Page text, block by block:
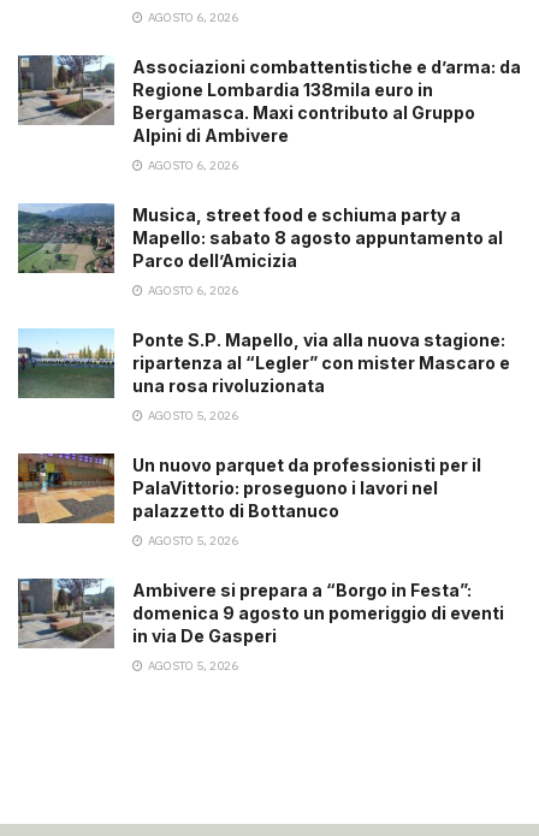
AGOSTO 6, 2026
Associazioni combattentistiche e d’arma: da
Regione Lombardia 138mila euro in
Bergamasca. Maxi contributo al Gruppo
Alpini di Ambivere
AGOSTO 6, 2026
Musica, street food e schiuma party a
Mapello: sabato 8 agosto appuntamento al
Parco dell’Amicizia
AGOSTO 6, 2026
Ponte S.P. Mapello, via alla nuova stagione:
ripartenza al “Legler” con mister Mascaro e
una rosa rivoluzionata
AGOSTO 5, 2026
Un nuovo parquet da professionisti per il
PalaVittorio: proseguono i lavori nel
palazzetto di Bottanuco
AGOSTO 5, 2026
Ambivere si prepara a “Borgo in Festa”:
domenica 9 agosto un pomeriggio di eventi
in via De Gasperi
AGOSTO 5, 2026